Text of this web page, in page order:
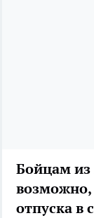
Бойцам из
возможно,
отпуска в